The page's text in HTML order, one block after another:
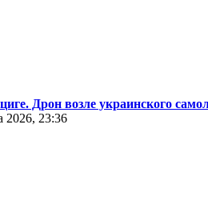
Дрон возле украинского
2026, 23:36